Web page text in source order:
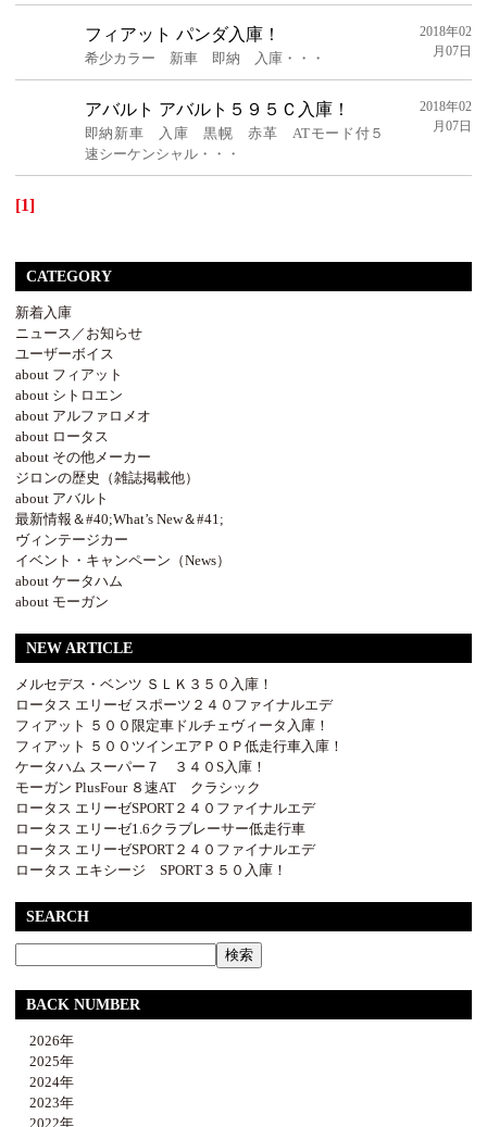
フィアット パンダ入庫！
希少カラー 新車 即納 入庫・・・
2018年02
月07日
アバルト アバルト５９５Ｃ入庫！
即納新車 入庫 黒幌 赤革 ATモード付５
速シーケンシャル・・・
2018年02
月07日
[1]
CATEGORY
新着入庫
ニュース／お知らせ
ユーザーボイス
about フィアット
about シトロエン
about アルファロメオ
about ロータス
about その他メーカー
ジロンの歴史（雑誌掲載他）
about アバルト
最新情報＆#40;What’s New＆#41;
ヴィンテージカー
イベント・キャンペーン（News）
about ケータハム
about モーガン
NEW ARTICLE
メルセデス・ベンツ ＳＬＫ３５０入庫！
ロータス エリーゼ スポーツ２４０ファイナルエデ
フィアット ５００限定車ドルチェヴィータ入庫！
フィアット ５００ツインエアＰＯＰ低走行車入庫！
ケータハム スーパー７ ３４０S入庫！
モーガン PlusFour ８速AT クラシック
ロータス エリーゼSPORT２４０ファイナルエデ
ロータス エリーゼ1.6クラブレーサー低走行車
ロータス エリーゼSPORT２４０ファイナルエデ
ロータス エキシージ SPORT３５０入庫！
SEARCH
BACK NUMBER
2026年
2025年
2024年
2023年
2022年